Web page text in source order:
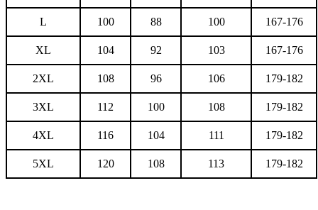
L 100 88 100 167-176
XL 104 92 103 167-176
2XL 108 96 106 179-182
3XL 112 100 108 179-182
4XL 116 104 111 179-182
5XL 120 108 113 179-182